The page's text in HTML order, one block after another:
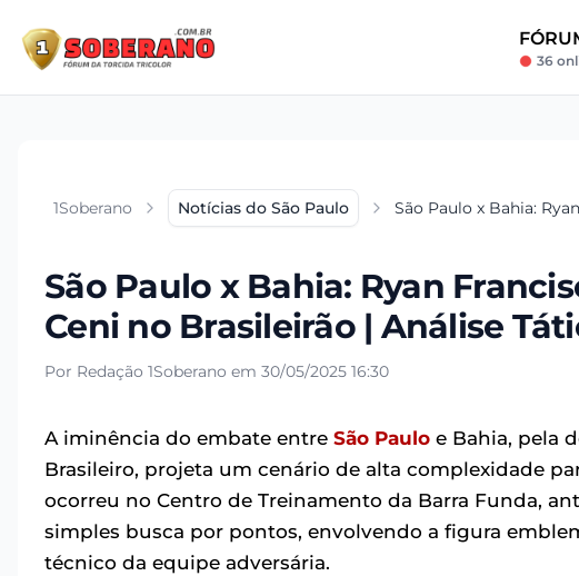
36
1Soberano Notícias do São Paulo São Paulo x Bahia:
São Paulo x Bahia: Ryan
Ceni no Brasileirão | Análise
Por Redação 1Soberano em 30/05/2025 16:30
A iminência do embate entre São Paulo e Bahia, pela
Brasileiro, projeta um cenário de alta complexidade
ocorreu no Centro de Treinamento da Barra Funda,
simples busca por pontos, envolvendo a figura
técnico da equipe adversária.